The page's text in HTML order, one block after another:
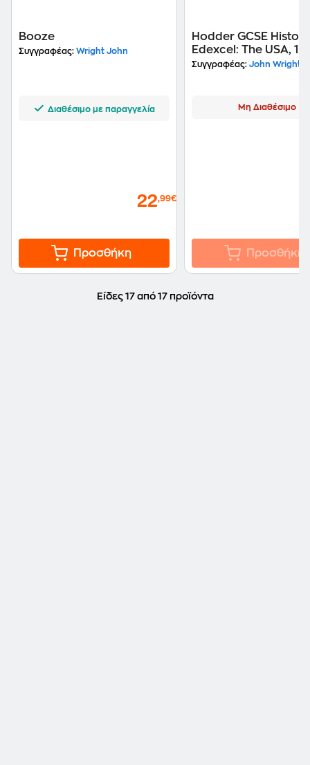
Booze
Συγγραφέας: Wright John
Διαθέσιμο με παραγγελία
22,99€
Προσθήκη
Hodder GCSE
Edexcel: The USA,
conflict at home and
Συγγραφέας: John Wright
Μη Διαθέσιμο
Προσθήκη
Είδες 17 από 17 προϊόντα